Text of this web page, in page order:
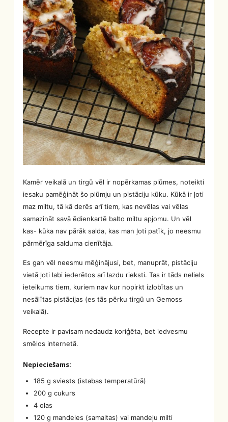
Kamēr veikalā un tirgū vēl ir nopērkamas plūmes, noteikti
iesaku pamēģināt šo plūmju un pistāciju kūku. Kūkā ir ļoti
maz miltu, tā kā derēs arī tiem, kas nevēlas vai vēlas
samazināt savā ēdienkartē balto miltu apjomu. Un vēl
kas- kūka nav pārāk salda, kas man ļoti patīk, jo neesmu
pārmērīga salduma cienītāja.
Es gan vēl neesmu mēģinājusi, bet, manuprāt, pistāciju
vietā ļoti labi iederētos arī lazdu rieksti. Tas ir tāds neliels
ieteikums tiem, kuriem nav kur nopirkt izlobītas un
nesālītas pistācijas (es tās pērku tirgū un Gemoss
veikalā).
Recepte ir pavisam nedaudz koriģēta, bet iedvesmu
smēlos internetā.
Nepieciešams:
185 g sviests (istabas temperatūrā)
200 g cukurs
4 olas
120 g mandeles (samaltas) vai mandeļu milti